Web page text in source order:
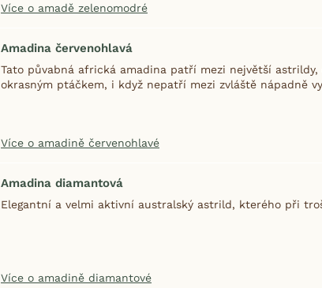
Více o amadě zelenomodré
Amadina červenohlavá
Tato půvabná africká amadina patří mezi největší
okrasným ptáčkem, i když nepatří mezi zvláště nápadně
Více o amadině červenohlavé
Amadina diamantová
Elegantní a velmi aktivní australský astrild, kterého při
Více o amadině diamantové